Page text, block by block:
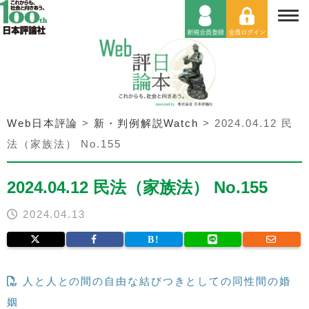
Web日本評論 > 新・判例解説Watch > 2024.04.12 民
法（家族法） No.155
2024.04.12 民法（家族法） No.155
2024.04.13
人と人との間の自由な結びつきとしての同性間の婚
姻